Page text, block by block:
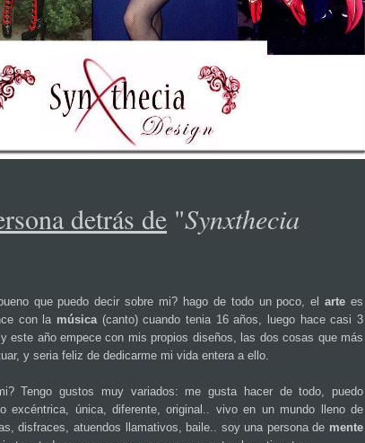
detrás de "Synxthecia
que puedo decir sobre mi? hago de todo un poco, elarte es
con la música (canto) cuando tenia 16 años, luego hace casi 3
este año empece con mis propios diseños, las dos cosas que más
y seria feliz de dedicarme mi vida entera a ello.
Tengo gustos muy variados: me gusta hacer de todo, puedo
excéntrica, única, diferente, original.. vivo en un mundo lleno de
disfraces, atuendos llamativos, baile.. soy una persona de mente